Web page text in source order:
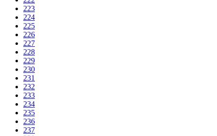
223
224
225
226
227
228
229
230
231
232
233
234
235
236
237